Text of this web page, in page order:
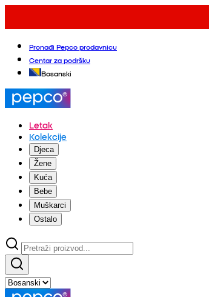
Pronađi Pepco prodavnicu
Centar za podršku
Bosanski
Letak
Kolekcije
Djeca
Žene
Kuća
Bebe
Muškarci
Ostalo